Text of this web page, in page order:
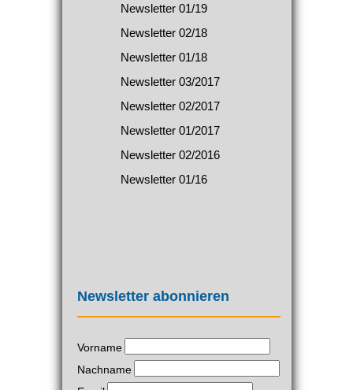
Newsletter 01/19
Newsletter 02/18
Newsletter 01/18
Newsletter 03/2017
Newsletter 02/2017
Newsletter 01/2017
Newsletter 02/2016
Newsletter 01/16
Newsletter abonnieren
Vorname
Nachname